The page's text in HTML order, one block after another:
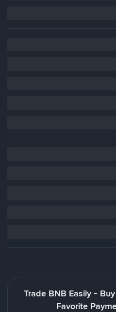
Trade BNB Easily -
Favorite